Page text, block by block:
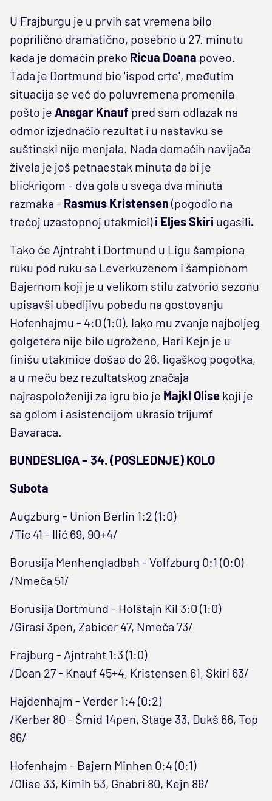
U Frajburgu je u prvih sat vremena bilo
poprilično dramatično, posebno u 27. minutu
kada je domaćin preko Ricua Doana poveo.
Tada je Dortmund bio 'ispod crte', međutim
situacija se već do poluvremena promenila
pošto je Ansgar Knauf pred sam odlazak na
odmor izjednačio rezultat i u nastavku se
suštinski nije menjala. Nada domaćih navijača
živela je još petnaestak minuta da bi je
blickrigom - dva gola u svega dva minuta
razmaka - Rasmus Kristensen (pogodio na
trećoj uzastopnoj utakmici)i Eljes Skiri ugasili.
Tako će Ajntraht i Dortmund u Ligu šampiona
ruku pod ruku sa Leverkuzenom i šampionom
Bajernom koji je u velikom stilu zatvorio sezonu
upisavši ubedljivu pobedu na gostovanju
Hofenhajmu - 4:0 (1:0). Iako mu zvanje najboljeg
golgetera nije bilo ugroženo, Hari Kejn je u
finišu utakmice došao do 26. ligaškog pogotka,
a u meču bez rezultatskog značaja
najraspoloženiji za igru bio je Majkl Olise koji je
sa golom i asistencijom ukrasio trijumf
Bavaraca.
BUNDESLIGA – 34. (POSLEDNJE) KOLO
Subota
Augzburg - Union Berlin 1:2 (1:0)
/Tic 41 - Ilić 69, 90+4/
Borusija Menhengladbah - Volfzburg 0:1 (0:0)
/Nmeča 51/
Borusija Dortmund - Holštajn Kil 3:0 (1:0)
/Girasi 3pen, Zabicer 47, Nmeča 73/
Frajburg - Ajntraht 1:3 (1:0)
/Doan 27 - Knauf 45+4, Kristensen 61, Skiri 63/
Hajdenhajm - Verder 1:4 (0:2)
/Kerber 80 - Šmid 14pen, Stage 33, Dukš 66, Top
86/
Hofenhajm - Bajern Minhen 0:4 (0:1)
/Olise 33, Kimih 53, Gnabri 80, Kejn 86/